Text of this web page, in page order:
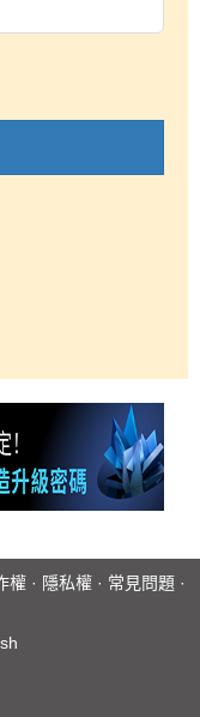
權 · 隱私權 · 常見問題 ·